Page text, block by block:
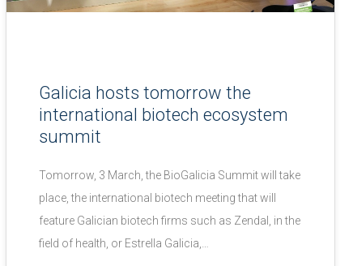
Galicia hosts tomorrow the
international biotech ecosystem
summit
Tomorrow, 3 March, the BioGalicia Summit will take
place, the international biotech meeting that will
feature Galician biotech firms such as Zendal, in the
field of health, or Estrella Galicia,…